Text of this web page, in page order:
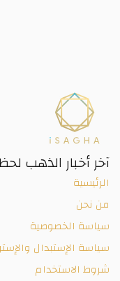
آخر أخبار الذهب
الرئيسية
من نحن
سياسة الخصوصية
سياسة الإستبدال
شروط الاستخدام